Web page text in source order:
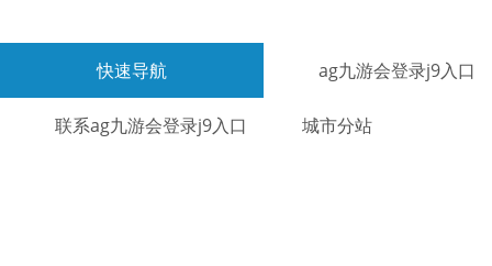
快速导航 ag九游会登录j9入口
联系ag九游会登录j9入口 城市分站